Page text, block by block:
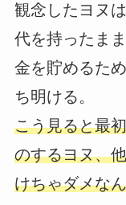
観念したヨヌ
代を持ったま
金を貯めるた
ち明ける。
こう見ると最
のするヨヌ、
けちゃダメな